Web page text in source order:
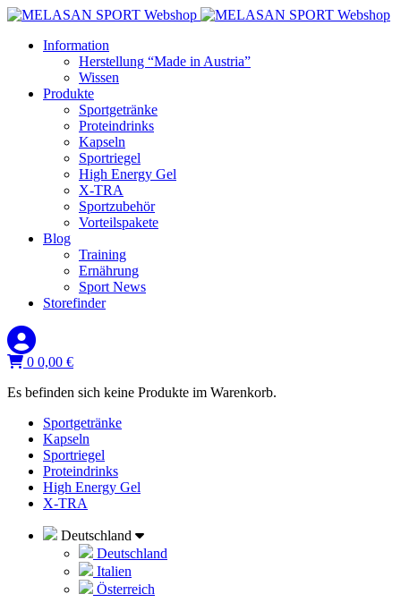
Information
Herstellung “Made in Austria”
Wissen
Produkte
Sportgetränke
Proteindrinks
Kapseln
Sportriegel
High Energy Gel
X-TRA
Sportzubehör
Vorteilspakete
Blog
Training
Ernährung
Sport News
Storefinder
0 0,00 €
Es befinden sich keine Produkte im Warenkorb.
Sportgetränke
Kapseln
Sportriegel
Proteindrinks
High Energy Gel
X-TRA
Deutschland
Deutschland
Italien
Österreich